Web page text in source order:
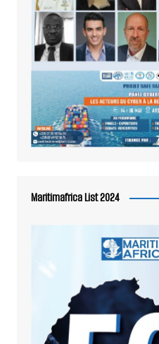
Maritimafrica List 2024